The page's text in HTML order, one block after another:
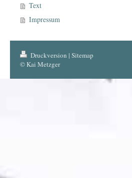
Text
Impressum
Druckversion | Sitemap
© Kai Metzger